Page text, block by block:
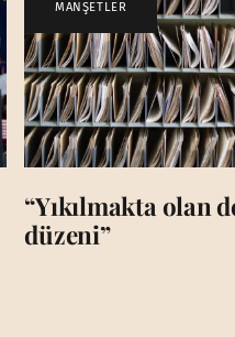
MANŞETLER
“Yıkılmakta olan
düzeni”